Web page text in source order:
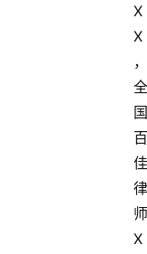
X
X
，
全
国
百
佳
律
师
X